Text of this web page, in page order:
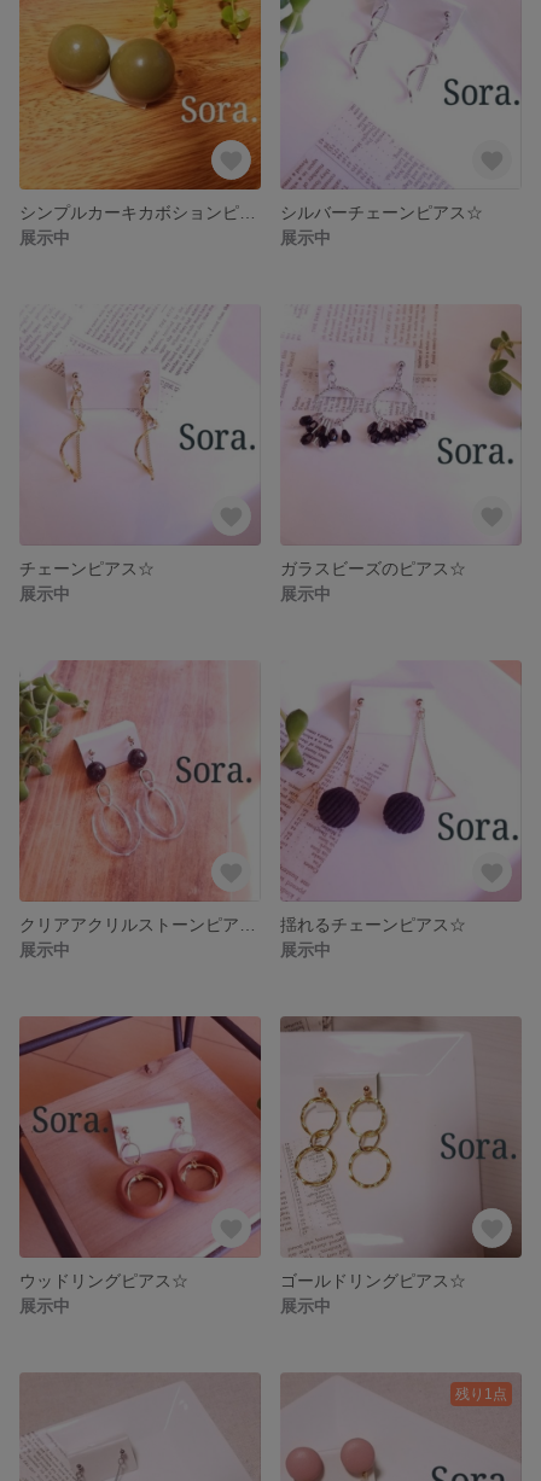
展示中
シルバーチェーンピアス☆
展示中
チェーンピアス☆
展示中
ガラスビーズのピアス☆
展示中
展示中
揺れるチェーンピアス☆
展示中
ウッドリングピアス☆
展示中
ゴールドリングピアス☆
展示中
残り1点